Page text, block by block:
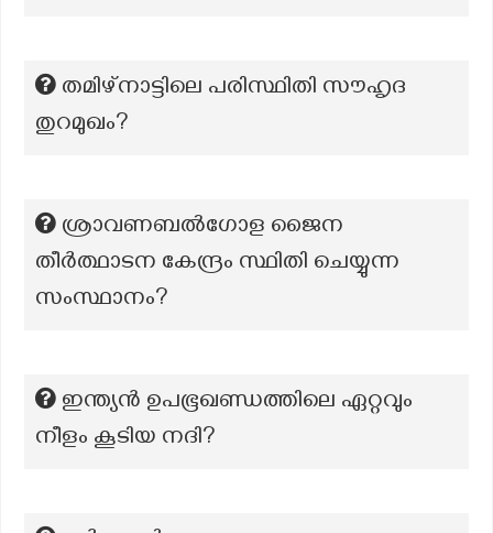
തമിഴ്നാട്ടിലെ പരിസ്ഥിതി സൗഹൃദ
തുറമുഖം?
ശ്രാവണബൽഗോള ജൈന
തീർത്ഥാടന കേന്ദ്രം സ്ഥിതി ചെയ്യുന്ന
സംസ്ഥാനം?
ഇന്ത്യൻ ഉപഭൂഖണ്ഡത്തിലെ ഏറ്റവും
നീളം കൂടിയ നദി?